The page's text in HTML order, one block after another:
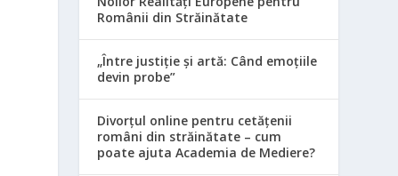
Românii din Străinătate
„Între justiție și artă: Când emoțiile
devin probe”
Divorțul online pentru cetățenii
români din străinătate – cum
poate ajuta Academia de Mediere?